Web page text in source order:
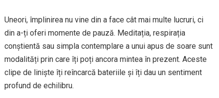
Uneori, împlinirea nu vine din a face cât mai multe lucruri, ci
din a-ți oferi momente de pauză. Meditația, respirația
conștientă sau simpla contemplare a unui apus de soare sunt
modalități prin care îți poți ancora mintea în prezent. Aceste
clipe de liniște îți reîncarcă bateriile și îți dau un sentiment
profund de echilibru.